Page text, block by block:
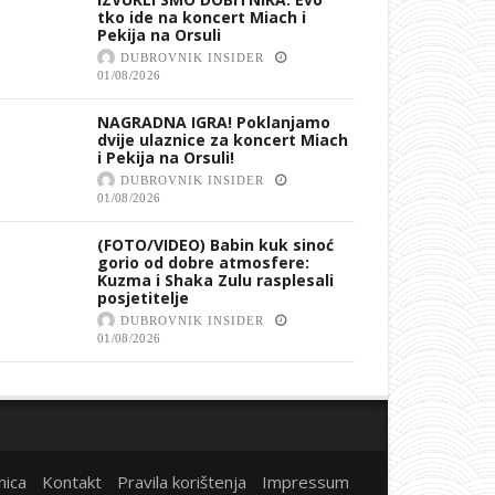
tko ide na koncert Miach i
Pekija na Orsuli
DUBROVNIK INSIDER
01/08/2026
NAGRADNA IGRA! Poklanjamo
dvije ulaznice za koncert Miach
i Pekija na Orsuli!
DUBROVNIK INSIDER
01/08/2026
(FOTO/VIDEO) Babin kuk sinoć
gorio od dobre atmosfere:
Kuzma i Shaka Zulu rasplesali
posjetitelje
DUBROVNIK INSIDER
01/08/2026
Kontakt Pravila korištenja Impressum